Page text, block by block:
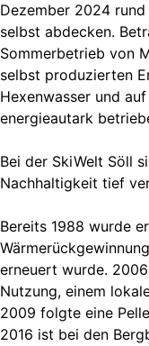
Dezember 2024
selbst abdecken.
Sommerbetrieb von
selbst produzierten
Hexenwasser und
energieautark
Bei der SkiWelt Söll
Nachhaltigkeit tief
Bereits 1988 wurde
erneuert wurde.
Nutzung, einem
2009 folgte eine
2016 ist bei den